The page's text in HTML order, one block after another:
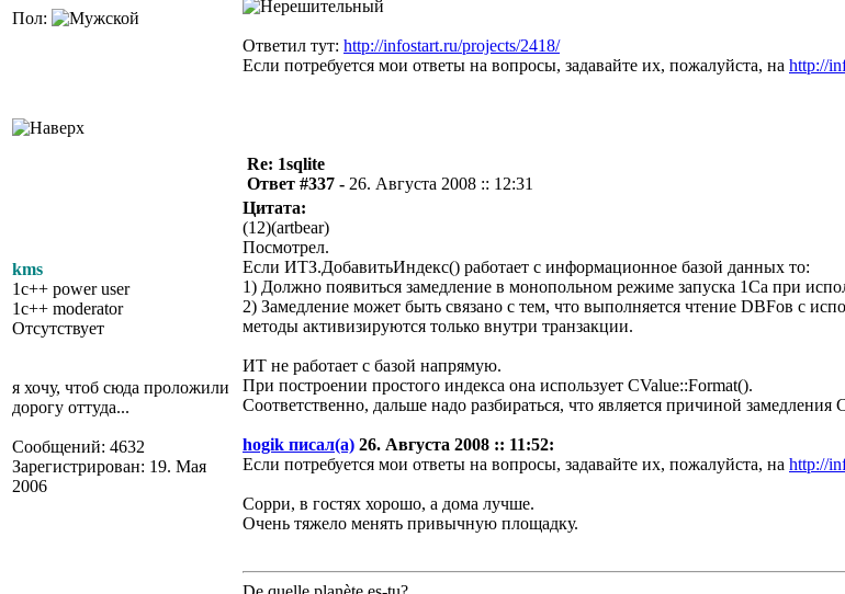
Пол:
Ответил тут: http://infostart.ru/projects/2418/
Если потребуется мои ответы на вопросы, задавайте их, пожалуйста, на http://
kms
1c++ power user
1c++ moderator
Отсутствует
я хочу, чтоб сюда проложили
дорогу оттуда...
Сообщений: 4632
Зарегистрирован: 19. Мая
2006
Re: 1sqlite
Ответ #337 - 26. Августа 2008 :: 12:31
Цитата:
(12)(artbear)
Посмотрел.
Если ИТЗ.ДобавитьИндекс() работает с информационное базой данных то:
1) Должно появиться замедление в монопольном режиме запуска 1Са при
2) Замедление может быть связано с тем, что выполняется чтение DBFов с
методы активизируются только внутри транзакции.
ИТ не работает с базой напрямую.
При построении простого индекса она использует CValue::Format().
Соответственно, дальше надо разбираться, что является причиной
hogik писал(а) 26. Августа 2008 :: 11:52:
Если потребуется мои ответы на вопросы, задавайте их, пожалуйста, на http://
Сорри, в гостях хорошо, а дома лучше.
Очень тяжело менять привычную площадку.